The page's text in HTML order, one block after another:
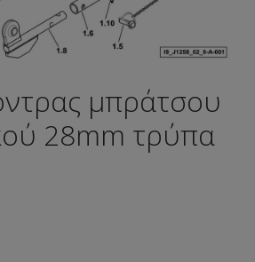
μπράτσου
28mm τρύπα